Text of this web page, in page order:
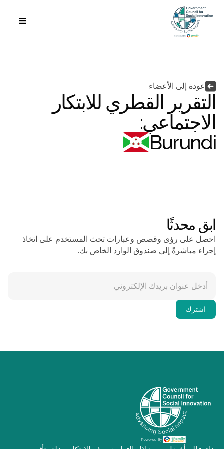
عودة إلى الأعضاء
التقرير القطري للابتكار
الاجتماعي:
Burundi
ابق محدثًا
احصل على رؤى وقصص وعبارات تحث المستخدم على اتخاذ
إجراء مباشرةً إلى صندوق الوارد الخاص بك.